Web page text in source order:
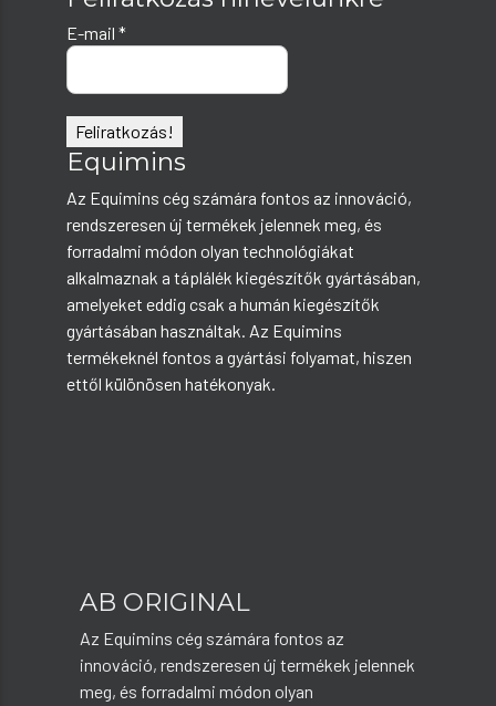
E-mail *
Equimins
Az Equimins cég számára fontos az innováció,
rendszeresen új termékek jelennek meg, és
forradalmi módon olyan technológiákat
alkalmaznak a táplálék kiegészítők gyártásában,
amelyeket eddig csak a humán kiegészítők
gyártásában használtak. Az Equimins
termékeknél fontos a gyártási folyamat, hiszen
ettől különösen hatékonyak.
AB ORIGINAL
Az Equimins cég számára fontos az
innováció, rendszeresen új termékek jelennek
meg, és forradalmi módon olyan